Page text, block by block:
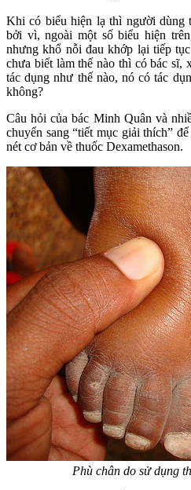
Khi có biểu hiện lạ thì người dùng
bởi vì, ngoài một số biểu hiện
nhưng khổ nỗi đau khớp lại tiếp
chưa biết làm thế nào thì có bác sĩ,
tác dụng như thế nào, nó có tác
không?
Câu hỏi của bác Minh Quân và
chuyển sang “tiết mục giải thích”
nét cơ bản về thuốc Dexamethason.
Phù chân do sử dụng